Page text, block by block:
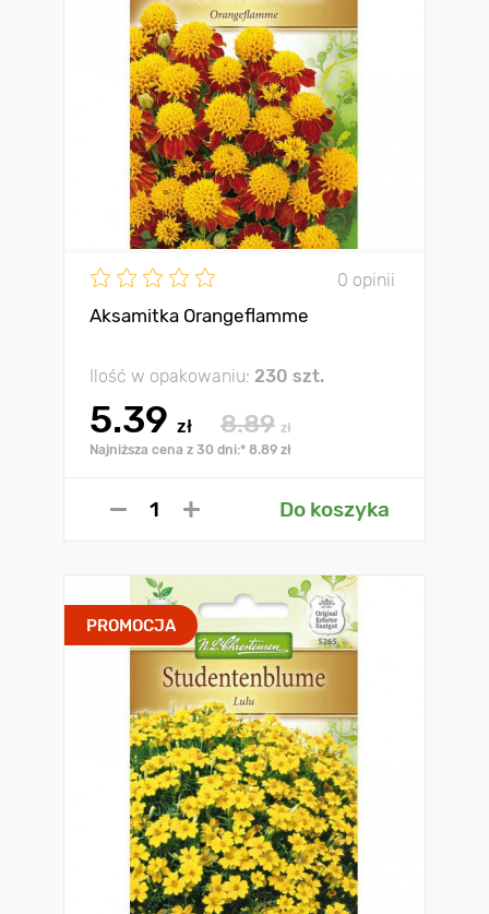
0 opinii
Aksamitka Orangeflamme
Ilość w opakowaniu: 230 szt.
5.39 zł 8.89 zł
Najniższa cena z 30 dni:* 8.89 zł
Do koszyka
PROMOCJA